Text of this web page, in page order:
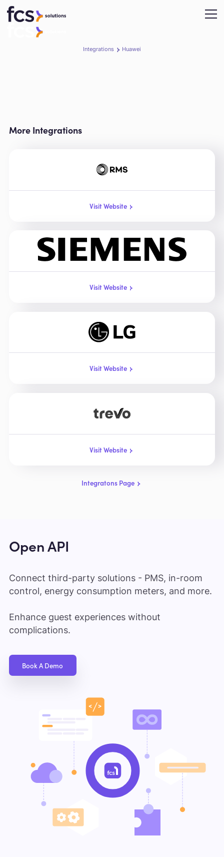
Integrations Huawei
More Integrations
Visit Website
Visit Website
Visit Website
Visit Website
Integratons Page
Open API
Connect third-party solutions - PMS, in-room
control, energy consumption meters, and more.
Enhance guest experiences without
complications.
Book A Demo